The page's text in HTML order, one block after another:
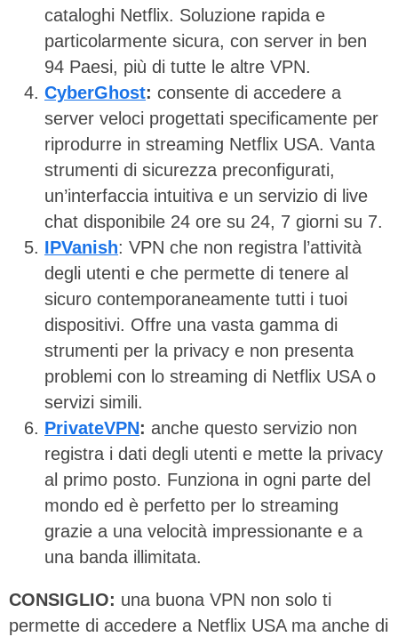
cataloghi Netflix. Soluzione rapida e
particolarmente sicura, con server in ben
94 Paesi, più di tutte le altre VPN.
CyberGhost: consente di accedere a
server veloci progettati specificamente per
riprodurre in streaming Netflix USA. Vanta
strumenti di sicurezza preconfigurati,
un’interfaccia intuitiva e un servizio di live
chat disponibile 24 ore su 24, 7 giorni su 7.
IPVanish: VPN che non registra l’attività
degli utenti e che permette di tenere al
sicuro contemporaneamente tutti i tuoi
dispositivi. Offre una vasta gamma di
strumenti per la privacy e non presenta
problemi con lo streaming di Netflix USA o
servizi simili.
PrivateVPN: anche questo servizio non
registra i dati degli utenti e mette la privacy
al primo posto. Funziona in ogni parte del
mondo ed è perfetto per lo streaming
grazie a una velocità impressionante e a
una banda illimitata.
CONSIGLIO: una buona VPN non solo ti
permette di accedere a Netflix USA ma anche di